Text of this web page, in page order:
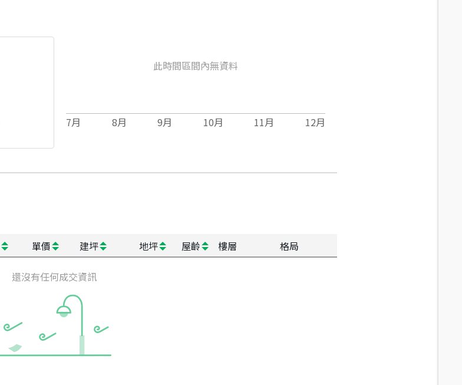
此時間區間內無資料
7月 8月 9月 10月 11月 12月
單價 建坪 地坪 屋齡 樓層 格局
還沒有任何成交資訊